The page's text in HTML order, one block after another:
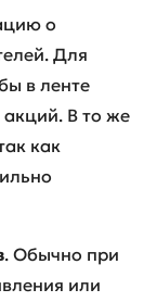
о
Для
в ленте
В то же
как
. Обычно при
или